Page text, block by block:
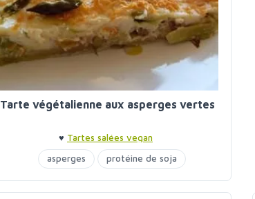
Tarte végétalienne aux asperges vertes
♥ Tartes salées vegan
asperges
protéine de soja